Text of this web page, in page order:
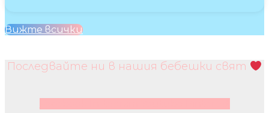
Вижте всички
Последвайте ни в нашия бебешки свят